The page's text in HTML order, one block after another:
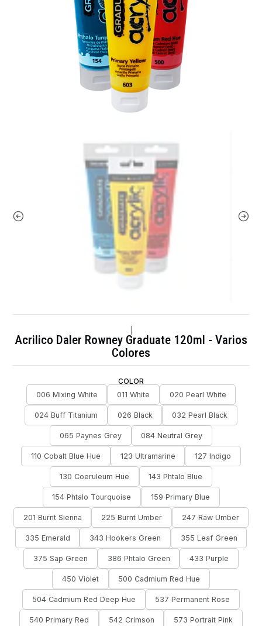
Acrilico Daler Rowney Graduate 120ml - Varios
Colores
COLOR
006 Mixing White
011 White 020 Pearl White
024 Buff Titanium 026 Black 032 Pearl Black
065 Paynes Grey 084 Neutral Grey
110 Cobalt Blue Hue 123 Ultramarine 127 Indigo
130 Coeruleum Hue 143 Phtalo Blue
154 Phtalo Tourquoise 159 Primary Blue
201 Burnt Sienna 225 Burnt Umber 247 Raw Umber
335 Emerald 343 Hookers Green 355 Leaf Green
375 Sap Green 386 Phtalo Green 433 Purple
450 Violet 500 Cadmium Red Hue
504 Cadmium Red Deep Hue 537 Permanent Rose
540 Primary Red 542 Crimson 573 Portrait Pink